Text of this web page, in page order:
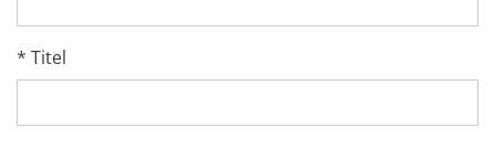
* Titel